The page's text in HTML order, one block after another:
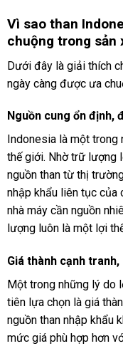
Vì sao than
chuộng trong sản
Dưới đây là giải thích
ngày càng được ưa
Nguồn cung ổn định,
Indonesia là một
thế giới. Nhờ trữ lượng
nguồn than từ thị
nhập khẩu liên tục của
nhà máy cần nguồn
lượng luôn là một lợi
Giá thành cạnh
Một trong những lý do
tiên lựa chọn là giá
nguồn than nhập khẩu
mức giá phù hợp hơn